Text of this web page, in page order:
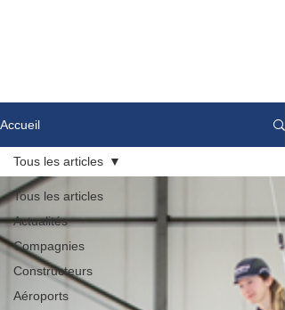
Accueil
Tous les articles
Actualités
Compagnies
Constructeurs
Aéroports
Tous les articles